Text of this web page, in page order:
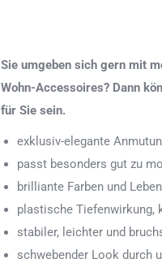
Sie umgeben sich gern mit
Wohn-Accessoires? Dann
für Sie sein.
exklusiv-elegante
passt besonders gut zu
brilliante Farben und
plastische Tiefenwirkung,
stabiler, leichter und
schwebender Look durch